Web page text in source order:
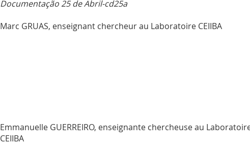
Documentação 25 de Abril-cd25a
Marc GRUAS, enseignant chercheur au Laboratoire CEIIBA
Emmanuelle GUERREIRO, enseignante chercheuse au
CEIIBA